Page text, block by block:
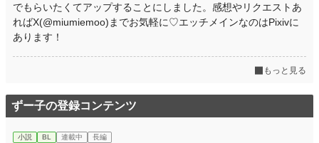
でもらいたくてアップすることにしました。感想やリクエストあ
ればX(@miumiemoo)までお気軽に♡エッチメインなのはPixivに
あります！
もっと見る
ずー子の登録コンテンツ
小説 BL 連載中 長編